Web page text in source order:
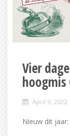
Vier
hoogmis
April 9, 2022
Nieuw dit